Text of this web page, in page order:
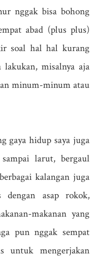
nggak bisa bohong
abad (plus plus)
soal hal hal kurang
misalnya aja
minum-minum atau
gaya hidup saya juga
larut, bergaul
kalangan juga
dengan asap rokok,
makanan yang
pun nggak sempat
untuk mengerjakan